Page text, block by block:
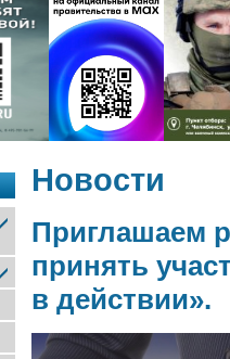
Новости
Приглашаем
принять
в действии».